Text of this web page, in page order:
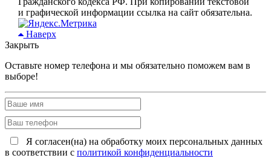
и графической информации ссылка на сайт обязательна.
Наверх
Закрыть
Оставьте номер телефона и мы обязательно поможем вам в
выборе!
Я согласен(на) на обработку моих персональных данных
в соответствии с политикой конфиденциальности